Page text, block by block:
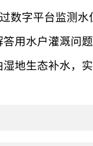
数字平台监测
用水户灌溉问
地生态补水，